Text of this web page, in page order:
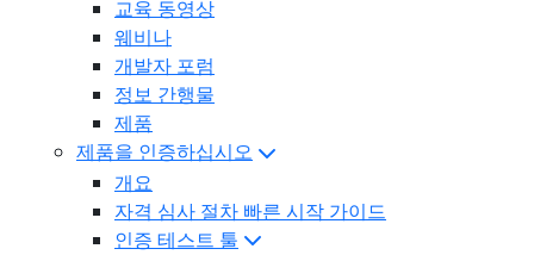
교육 동영상
웨비나
개발자 포럼
정보 간행물
제품
제품을 인증하십시오
개요
자격 심사 절차 빠른 시작 가이드
인증 테스트 툴